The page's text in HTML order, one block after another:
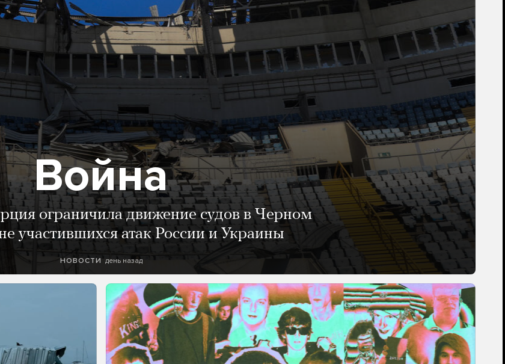
Война
ограничила движение судов в Черном
участившихся атак России и Украины
НОВОСТИ день назад